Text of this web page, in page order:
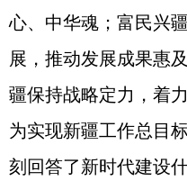
心、中华魂；富民兴
展，推动发展成果惠
疆保持战略定力，着
为实现新疆工作总目
刻回答了新时代建设